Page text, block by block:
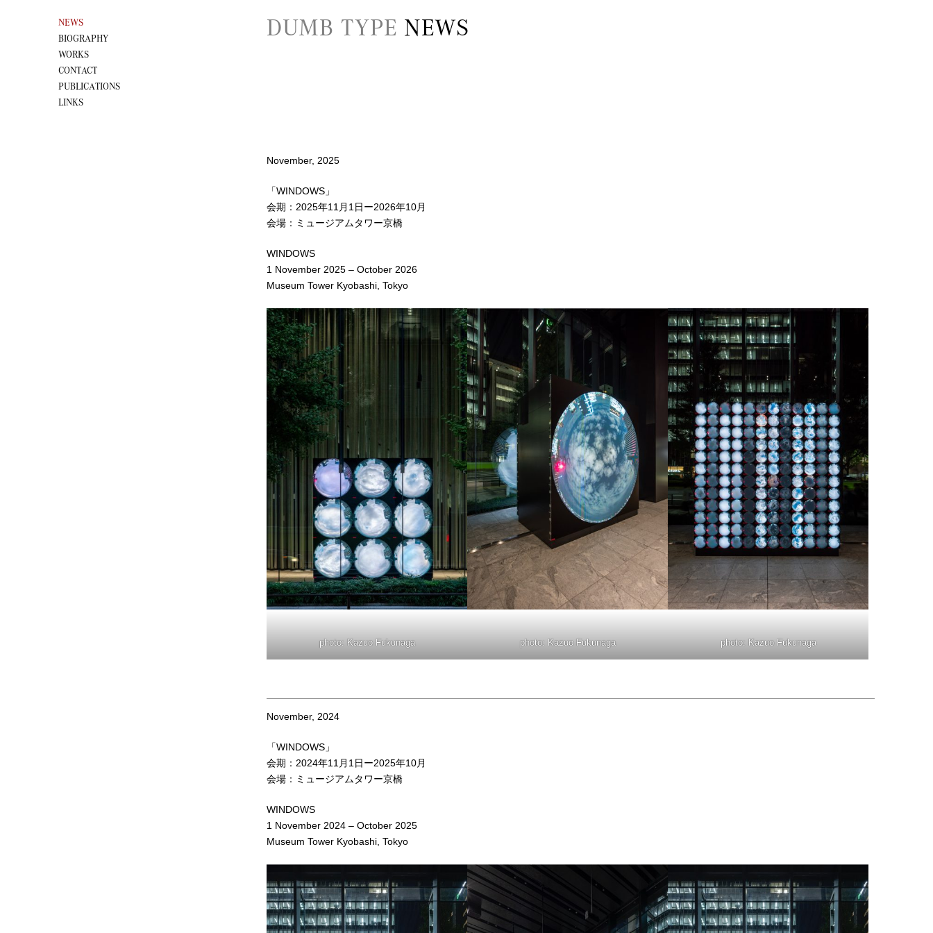
NEWS
BIOGRAPHY
WORKS
CONTACT
PUBLICATIONS
LINKS
DUMB TYPE NEWS
November, 2025
「WINDOWS」
会期：2025年11月1日ー2026年10月
会場：ミュージアムタワー京橋
WINDOWS
1 November 2025 – October 2026
Museum Tower Kyobashi, Tokyo
photo: Kazuo Fukunaga photo: Kazuo Fukunaga photo: Kazuo Fukunaga
November, 2024
「WINDOWS」
会期：2024年11月1日ー2025年10月
会場：ミュージアムタワー京橋
WINDOWS
1 November 2024 – October 2025
Museum Tower Kyobashi, Tokyo